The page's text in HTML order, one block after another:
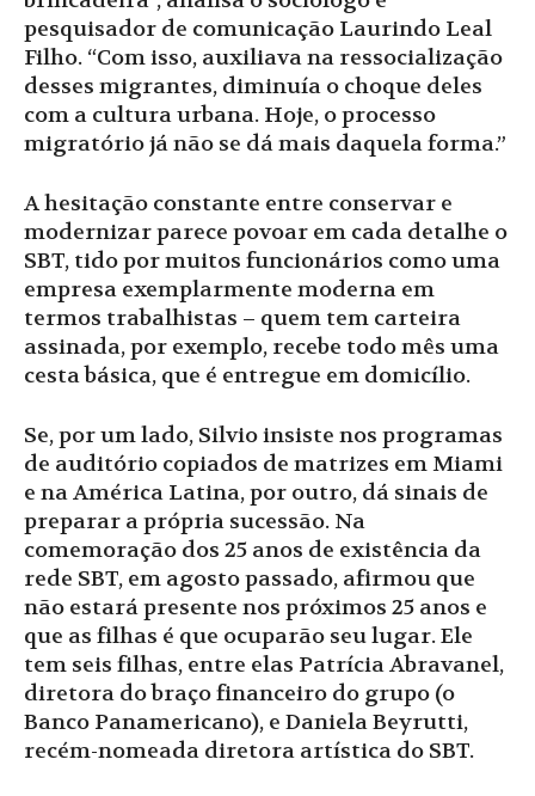
pesquisador de comunicação Laurindo Leal
Filho. “Com isso, auxiliava na ressocialização
desses migrantes, diminuía o choque deles
com a cultura urbana. Hoje, o processo
migratório já não se dá mais daquela forma.”
A hesitação constante entre conservar e
modernizar parece povoar em cada detalhe o
SBT, tido por muitos funcionários como uma
empresa exemplarmente moderna em
termos trabalhistas – quem tem carteira
assinada, por exemplo, recebe todo mês uma
cesta básica, que é entregue em domicílio.
Se, por um lado, Silvio insiste nos programas
de auditório copiados de matrizes em Miami
e na América Latina, por outro, dá sinais de
preparar a própria sucessão. Na
comemoração dos 25 anos de existência da
rede SBT, em agosto passado, afirmou que
não estará presente nos próximos 25 anos e
que as filhas é que ocuparão seu lugar. Ele
tem seis filhas, entre elas Patrícia Abravanel,
diretora do braço financeiro do grupo (o
Banco Panamericano), e Daniela Beyrutti,
recém-nomeada diretora artística do SBT.